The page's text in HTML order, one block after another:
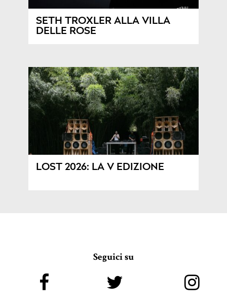
SETH TROXLER ALLA VILLA
DELLE ROSE
LOST 2026: LA V EDIZIONE
Seguici su